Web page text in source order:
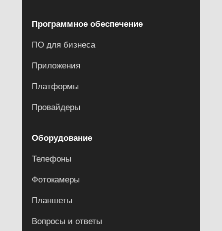
Программное обеспечение
ПО для бизнеса
Приложения
Платформы
Провайдеры
Оборудование
Телефоны
Фотокамеры
Планшеты
Вопросы и ответы